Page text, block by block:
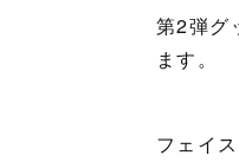
第2弾グ
ます。
フェイ